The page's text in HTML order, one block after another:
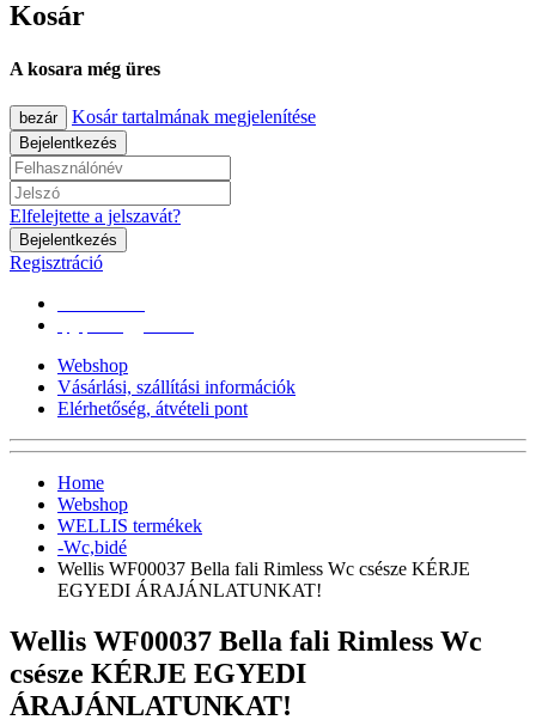
Kosár
A kosara még üres
bezár Kosár tartalmának megjelenítése
Bejelentkezés
Elfelejtette a jelszavát?
Bejelentkezés
Regisztráció
Webshop
Vásárlási, szállítási információk
Elérhetőség, átvételi pont
Home
Webshop
WELLIS termékek
-Wc,bidé
Wellis WF00037 Bella fali Rimless Wc csésze KÉRJE
EGYEDI ÁRAJÁNLATUNKAT!
Wellis WF00037 Bella fali Rimless Wc
csésze KÉRJE EGYEDI
ÁRAJÁNLATUNKAT!